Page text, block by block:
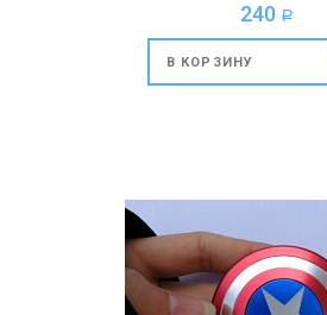
240 a
В КОРЗИНУ